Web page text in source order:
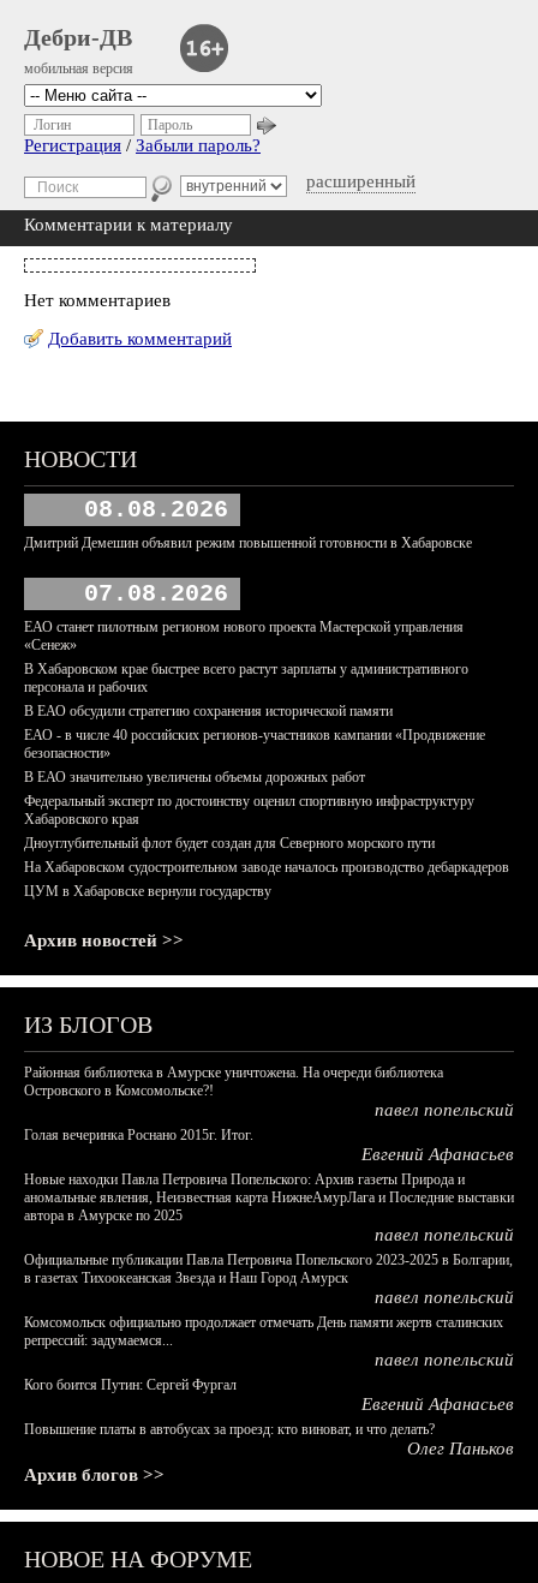
Дебри-ДВ
мобильная версия
расширенный
Логин Пароль
Регистрация / Забыли пароль?
Комментарии к материалу
Нет комментариев
Добавить комментарий
НОВОСТИ
08.08.2026
Дмитрий Демешин объявил режим повышенной готовности в Хабаровске
07.08.2026
ЕАО станет пилотным регионом нового проекта Мастерской управления
«Сенеж»
В Хабаровском крае быстрее всего растут зарплаты у административного
персонала и рабочих
В ЕАО обсудили стратегию сохранения исторической памяти
ЕАО - в числе 40 российских регионов-участников кампании «Продвижение
безопасности»
В ЕАО значительно увеличены объемы дорожных работ
Федеральный эксперт по достоинству оценил спортивную инфраструктуру
Хабаровского края
Дноуглубительный флот будет создан для Северного морского пути
На Хабаровском судостроительном заводе началось производство дебаркадеров
ЦУМ в Хабаровске вернули государству
Архив новостей >>
ИЗ БЛОГОВ
Районная библиотека в Амурске уничтожена. На очереди библиотека
Островского в Комсомольске?!
павел попельский
Голая вечеринка Роснано 2015г. Итог.
Евгений Афанасьев
Новые находки Павла Петровича Попельского: Архив газеты Природа и
аномальные явления, Неизвестная карта НижнеАмурЛага и Последние выставки
автора в Амурске по 2025
павел попельский
Официальные публикации Павла Петровича Попельского 2023-2025 в Болгарии,
в газетах Тихоокеанская Звезда и Наш Город Амурск
павел попельский
Комсомольск официально продолжает отмечать День памяти жертв сталинских
репрессий: задумаемся...
павел попельский
Кого боится Путин: Сергей Фургал
Евгений Афанасьев
Повышение платы в автобусах за проезд: кто виноват, и что делать?
Олег Паньков
Архив блогов >>
НОВОЕ НА ФОРУМЕ